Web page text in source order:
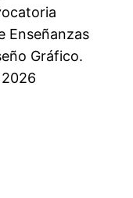
Enseñanzas
Gráfico.